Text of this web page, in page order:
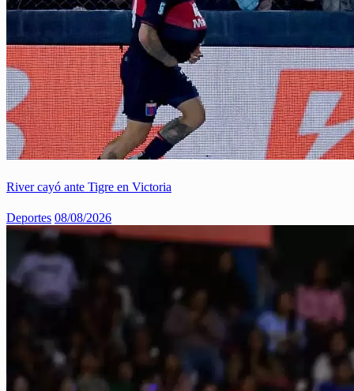
River cayó ante Tigre en Victoria
Deportes 08/08/2026